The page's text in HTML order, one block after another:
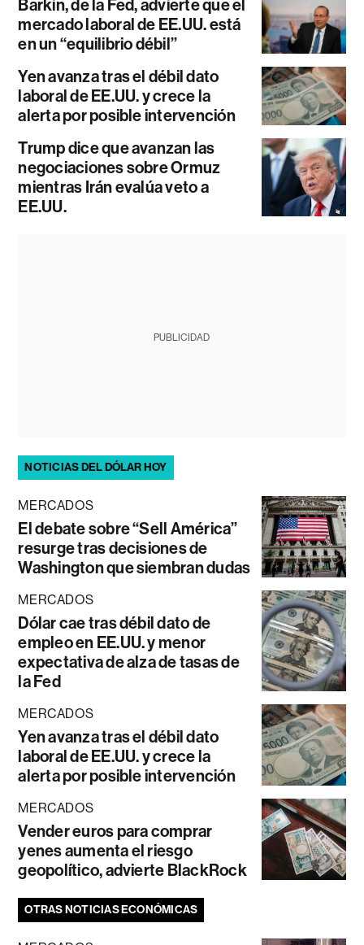
Barkin, de la Fed, advierte que el
mercado laboral de EE.UU. está
en un “equilibrio débil”
Yen avanza tras el débil dato
laboral de EE.UU. y crece la
alerta por posible intervención
Trump dice que avanzan las
negociaciones sobre Ormuz
mientras Irán evalúa veto a
EE.UU.
PUBLICIDAD
NOTICIAS DEL DÓLAR HOY
MERCADOS
El debate sobre “Sell América”
resurge tras decisiones de
Washington que siembran dudas
MERCADOS
Dólar cae tras débil dato de
empleo en EE.UU. y menor
expectativa de alza de tasas de
la Fed
MERCADOS
Yen avanza tras el débil dato
laboral de EE.UU. y crece la
alerta por posible intervención
MERCADOS
Vender euros para comprar
yenes aumenta el riesgo
geopolítico, advierte BlackRock
OTRAS NOTICIAS ECONÓMICAS